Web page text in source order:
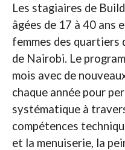
Les stagiaires de
âgées de 17 à 40 ans
femmes des quartiers
de Nairobi. Le
mois avec de
chaque année pour
systématique à
compétences
et la menuiserie, la